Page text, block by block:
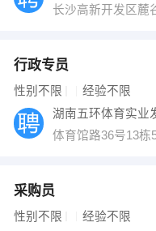
长沙高新开发区麓
行政专员
性别不限 经验不限
体育馆路36号13栋
采购员
性别不限 经验不限